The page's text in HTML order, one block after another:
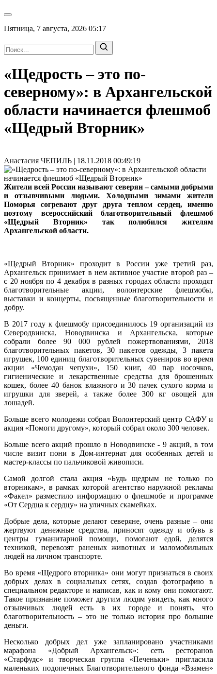
Пятница, 7 августа, 2026 05:17
«Щедрость – это по-
северному»: в Архангельской
области начинается флешмоб
«Щедрый Вторник»
Анастасия ЧЕПИЛЬ | 18.11.2018 00:49:19
Жители всей России называют северян – самыми добрыми
и отзывчивыми людьми. Холодными зимами жители
Поморья согревают друг друга теплом сердец, именно
поэтому всероссийский благотворительный флешмоб
«Щедрый Вторник» так полюбился жителям
Архангельской области.
«Щедрый Вторник» проходит в России уже третий раз,
Архангельск принимает в нем активное участие второй раз –
с 20 ноября по 4 декабря в разных городах области проходят
благотворительные акции, волонтерские флешмобы,
выставки и концерты, посвященные благотворительности и
добру.
В 2017 году к флешмобу присоединилось 19 организаций из
Северодвинска, Новодвинска и Архангельска, которые
собрали более 90 000 рублей пожертвованиями, 2018
благотворительных пакетов, 30 пакетов одежды, 3 пакета
игрушек, 100 единиц благотворительных сувениров во время
акции «Чемодан чепухи», 150 книг, 40 пар носочков,
гигиенические и лекарственные средства для брошенных
кошек, более 40 банок влажного и 30 пачек сухого корма и
игрушки для зверей, а также более 300 кг овощей для
лошадей.
Больше всего молодежи собрал Волонтерский центр САФУ и
акция «Помоги другому», который собрал около 300 человек.
Больше всего акций прошло в Новодвинске - 9 акций, в том
числе визит пони в Дом-интернат для особенных детей и
мастер-классы по пальчиковой живописи.
Самой долгой стала акция «Будь щедрым не только по
вторникам», в рамках которой агентство наружной рекламы
«Факел» разместило информацию о флешмобе и программе
«От Сердца к сердцу» на уличных скамейках.
Добрые дела, которые делают северяне, очень разные – они
жертвуют денежные средства, приносят одежду и обувь в
центры гуманитарной помощи, помогают едой, делятся
техникой, перевозят раненых животных и маломобильных
людей на личном транспорте.
Во время «Щедрого вторника» они могут признаться в своих
добрых делах в социальных сетях, создав фотографию в
специальном редакторе и написав, как и кому они помогают.
Такое признание поможет другим людям увидеть, как много
отзывчивых людей есть в их городе и понять, что
благотворительность – это не только история про большие
деньги.
Несколько добрых дел уже запланировано участниками
марафона «Добрый Архангельск»: сеть ресторанов
«Старфудс» и творческая группа «Печеньки» пригласила
маленьких подопечных Благотворительного фонда «Взамен»